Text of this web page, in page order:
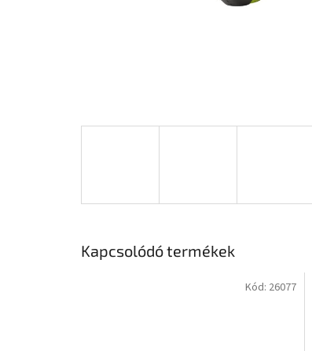
Kapcsolódó termékek
Kód: 26077